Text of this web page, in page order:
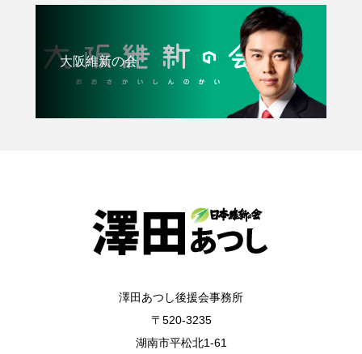
大阪維新の会
澤田あつし後援会事務所
〒520-3235
湖南市平松北1-61